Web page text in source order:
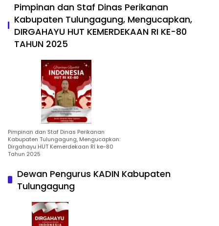
Pimpinan dan Staf Dinas Perikanan
Kabupaten Tulungagung, Mengucapkan,
DIRGAHAYU HUT KEMERDEKAAN RI KE-80
TAHUN 2025
Pimpinan dan Staf Dinas Perikanan
Kabupaten Tulungagung, Mengucapkan:
Dirgahayu HUT Kemerdekaan RI ke-80
Tahun 2025
Dewan Pengurus KADIN Kabupaten
Tulungagung